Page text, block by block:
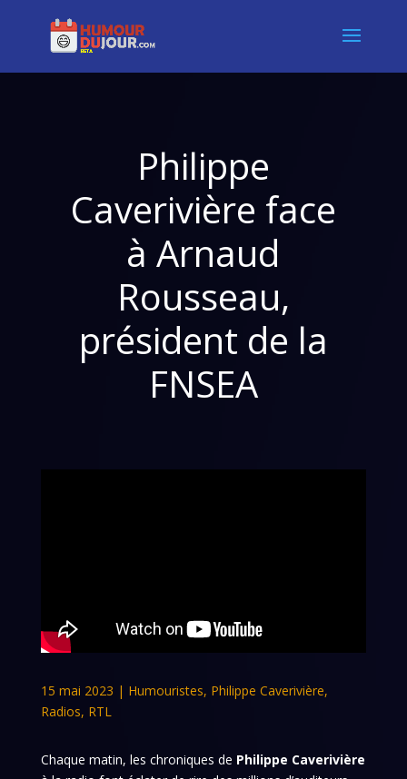
Philippe
Caverivière face
à Arnaud
Rousseau,
président de la
FNSEA
15 mai 2023 | Humouristes, Philippe Caverivière,
Radios, RTL
Chaque matin, les chroniques de Philippe Caverivière